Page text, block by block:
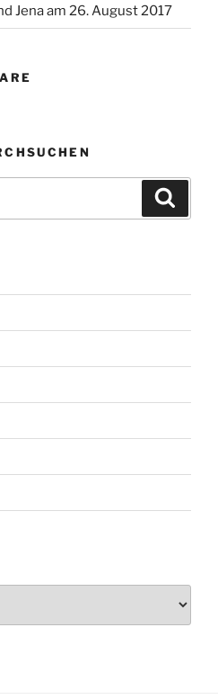
Jena am 26. August 2017